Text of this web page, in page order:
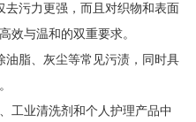
去污力更强，而且对织物和表面
效与温和的双重要求。
油脂、灰尘等常见污渍，同时具
工业清洗剂和个人护理产品中